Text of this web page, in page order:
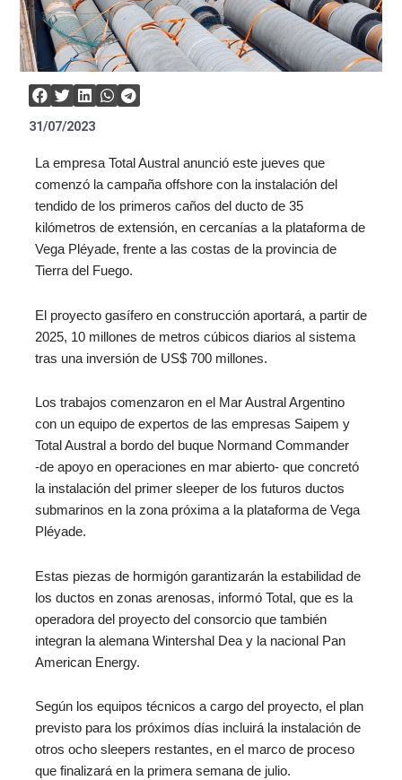
31/07/2023
La empresa Total Austral anunció este jueves que
comenzó la campaña offshore con la instalación del
tendido de los primeros caños del ducto de 35
kilómetros de extensión, en cercanías a la plataforma de
Vega Pléyade, frente a las costas de la provincia de
Tierra del Fuego.
El proyecto gasífero en construcción aportará, a partir de
2025, 10 millones de metros cúbicos diarios al sistema
tras una inversión de US$ 700 millones.
Los trabajos comenzaron en el Mar Austral Argentino
con un equipo de expertos de las empresas Saipem y
Total Austral a bordo del buque Normand Commander
‑de apoyo en operaciones en mar abierto- que concretó
la instalación del primer sleeper de los futuros ductos
submarinos en la zona próxima a la plataforma de Vega
Pléyade.
Estas piezas de hormigón garantizarán la estabilidad de
los ductos en zonas arenosas, informó Total, que es la
operadora del proyecto del consorcio que también
integran la alemana Wintershal Dea y la nacional Pan
American Energy.
Según los equipos técnicos a cargo del proyecto, el plan
previsto para los próximos días incluirá la instalación de
otros ocho sleepers restantes, en el marco de proceso
que finalizará en la primera semana de julio.